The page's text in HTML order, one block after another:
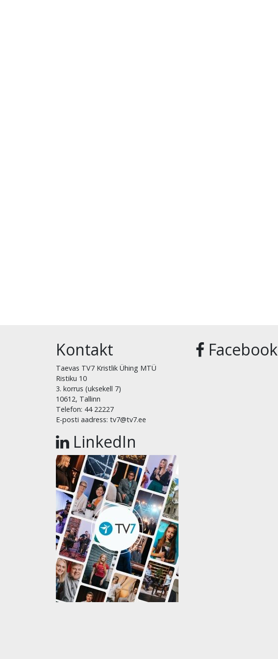
Kontakt
Taevas TV7 Kristlik Ühing MTÜ
Ristiku 10
3. korrus (uksekell 7)
10612, Tallinn
Telefon: 44 22227
E-posti aadress: tv7@tv7.ee
LinkedIn
Facebook